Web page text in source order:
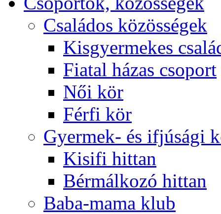
Családos közösségek
Kisgyermekes
Fiatal házas csoport
Női kör
Férfi kör
Gyermek- és ifjúsági
Kisifi hittan
Bérmálkozó hittan
Baba-mama klub